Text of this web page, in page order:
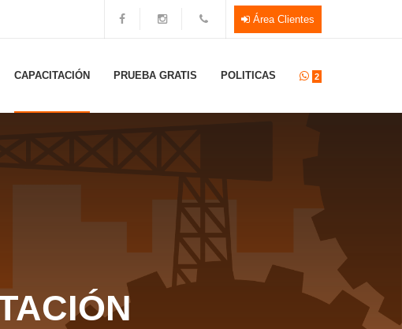
Área Clientes
CAPACITACIÓN PRUEBA GRATIS POLITICAS 2